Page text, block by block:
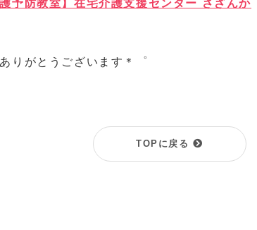
護予防教室】在宅介護支援センター さざんか
りがとうございます＊゜
TOPに戻る